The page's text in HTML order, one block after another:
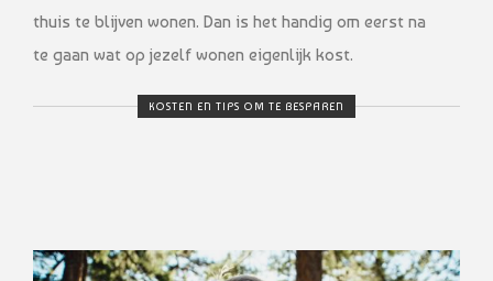
thuis te blijven wonen. Dan is het handig om eerst na
te gaan wat op jezelf wonen eigenlijk kost.
KOSTEN EN TIPS OM TE BESPAREN